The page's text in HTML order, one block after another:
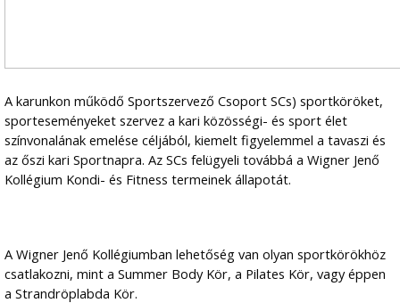
A karunkon működő Sportszervező Csoport SCs) sportköröket,
sporteseményeket szervez a kari közösségi- és sport élet
színvonalának emelése céljából, kiemelt figyelemmel a tavaszi és
az őszi kari Sportnapra. Az SCs felügyeli továbbá a Wigner Jenő
Kollégium Kondi- és Fitness termeinek állapotát.
A Wigner Jenő Kollégiumban lehetőség van olyan sportkörökhöz
csatlakozni, mint a Summer Body Kör, a Pilates Kör, vagy éppen
a Strandröplabda Kör.